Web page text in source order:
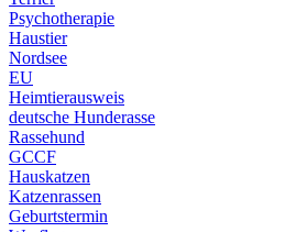
Psychotherapie
Haustier
Nordsee
EU
Heimtierausweis
deutsche Hunderasse
Rassehund
GCCF
Hauskatzen
Katzenrassen
Geburtstermin